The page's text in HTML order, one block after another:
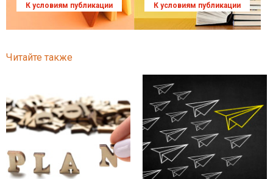
К условиям публикации К условиям публикации
Читайте также